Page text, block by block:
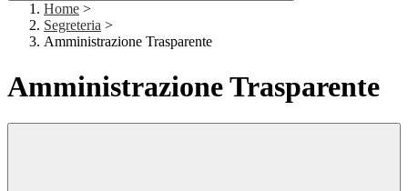
Home >
Segreteria >
Amministrazione Trasparente
Amministrazione Trasparente